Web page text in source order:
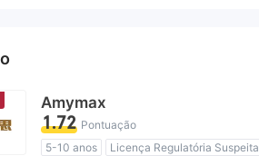
Amymax
1.72 Pontuação
5-10 anos
Licença Regulatória Suspeita